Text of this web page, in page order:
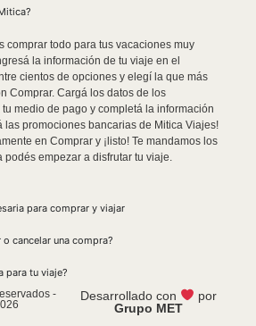
comprar todo para tus vacaciones muy
la información de tu viaje en el
cientos de opciones y elegí la que más
Comprar. Cargá los datos de los
medio de pago y completá la información
las promociones bancarias de Mitica Viajes!
en Comprar y ¡listo! Te mandamos los
podés empezar a disfrutar tu viaje.
para comprar y viajar
cancelar una compra?
para tu viaje?
-
Desarrollado con
por
Grupo MET